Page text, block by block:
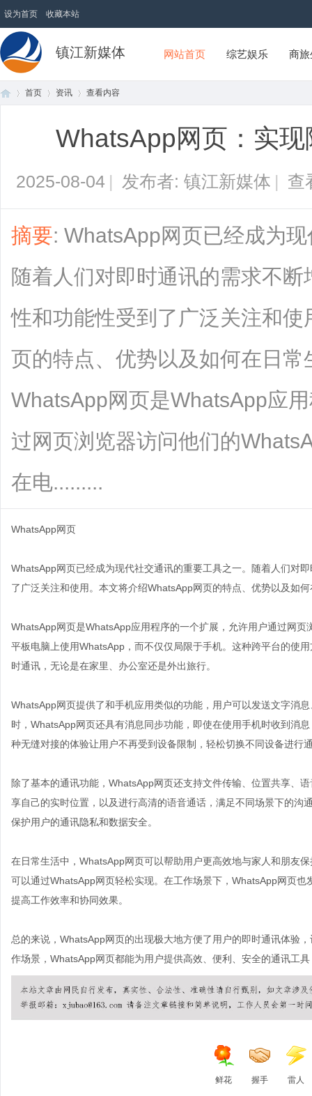
设为首页 收藏本站
镇江新媒体 网站首页 综艺娱乐 商
首页 资讯 查看内容
WhatsApp网页：实
2025-08-04 | 发布者: 镇江新媒体 | 查
摘要: WhatsApp网页已经成为
随着人们对即时通讯的需求不
性和功能性受到了广泛关注和
页的特点、优势以及如何在日
WhatsApp网页是WhatsApp应
过网页浏览器访问他们的
在电.........
WhatsApp网页
WhatsApp网页已经成为现代社交通讯的重要工具之一。随着人们对
了广泛关注和使用。本文将介绍WhatsApp网页的特点、优势以及如
WhatsApp网页是WhatsApp应用程序的一个扩展，允许用户通过网
平板电脑上使用WhatsApp，而不仅仅局限于手机。这种跨平台的使
时通讯，无论是在家里、办公室还是外出旅行。
WhatsApp网页提供了和手机应用类似的功能，用户可以发送文字消
时，WhatsApp网页还具有消息同步功能，即使在使用手机时收到消
种无缝对接的体验让用户不再受到设备限制，轻松切换不同设备进行
除了基本的通讯功能，WhatsApp网页还支持文件传输、位置共享、
享自己的实时位置，以及进行高清的语音通话，满足不同场景下的
保护用户的通讯隐私和数据安全。
在日常生活中，WhatsApp网页可以帮助用户更高效地与家人和朋友
可以通过WhatsApp网页轻松实现。在工作场景下，WhatsApp网页
提高工作效率和协同效果。
总的来说，WhatsApp网页的出现极大地方便了用户的即时通讯体验
作场景，WhatsApp网页都能为用户提供高效、便利、安全的通讯工
鲜花 握手 雷人